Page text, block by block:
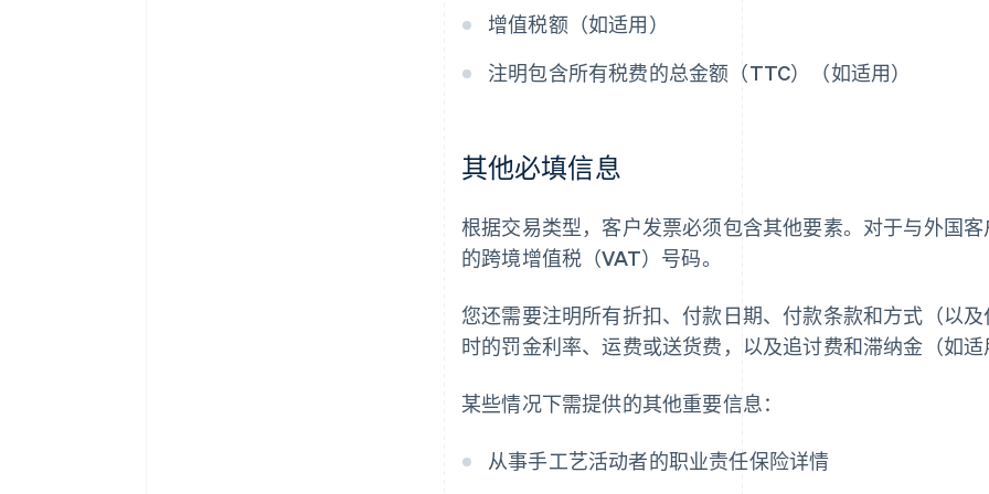
增值税额（如适用）
注明包含所有税费的总金额（TTC）（如适用）
其他必填信息
根据交易类型，客户发票必须包含其他要素。对于与外国
的跨境增值税（VAT）号码。
您还需要注明所有折扣、付款日期、付款条款和方式（以
时的罚金利率、运费或送货费，以及追讨费和滞纳金（如
某些情况下需提供的其他重要信息：
从事手工艺活动者的职业责任保险详情